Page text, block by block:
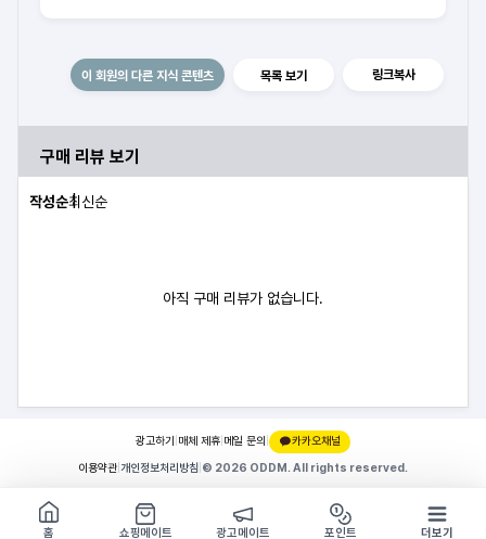
이 회원의 다른 지식 콘텐츠 목록 보기 링크복사
구매 리뷰 보기
작성순최신순
아직 구매 리뷰가 없습니다.
광고하기 매체 제휴 메일 문의 |
카카오채널
이용약관 개인정보처리방침 © 2026 ODDM. All rights reserved.
쇼핑몰 구경하기
방문시 1G
홈
쇼핑메이트 광고메이트 포인트 더보기